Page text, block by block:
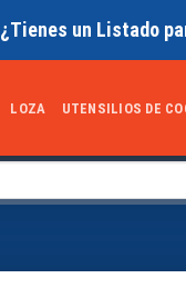
¿Tienes un Listado
LOZA UTENSILIOS DE